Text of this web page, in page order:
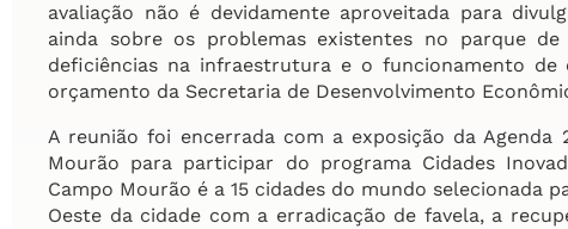
avaliação não é devidamente aproveitada para
ainda sobre os problemas existentes no parque
deficiências na infraestrutura e o funcionamento de
orçamento da Secretaria de Desenvolvimento
A reunião foi encerrada com a exposição da
Mourão para participar do programa Cidades
Campo Mourão é a 15 cidades do mundo selecionada
Oeste da cidade com a erradicação de favela, a